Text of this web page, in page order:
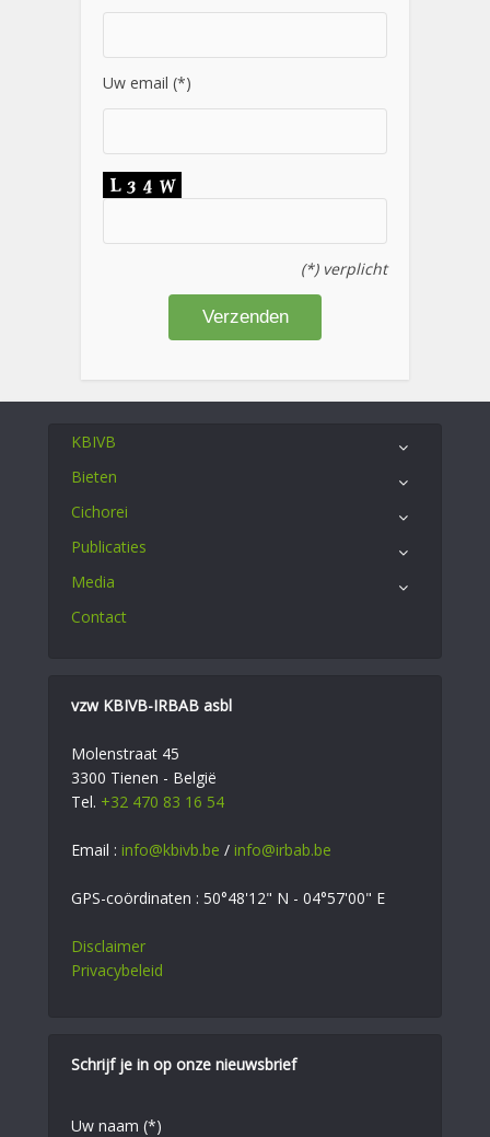
Uw email (*)
(*) verplicht
KBIVB
Bieten
Cichorei
Publicaties
Media
Contact
vzw KBIVB-IRBAB asbl
Molenstraat 45
3300 Tienen - België
Tel. +32 470 83 16 54
Email : info@kbivb.be / info@irbab.be
GPS-coördinaten : 50°48'12" N - 04°57'00" E
Disclaimer
Privacybeleid
Schrijf je in op onze nieuwsbrief
Uw naam (*)